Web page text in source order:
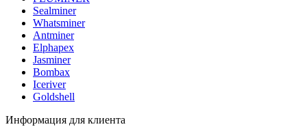
Sealminer
Whatsminer
Antminer
Elphapex
Jasminer
Bombax
Iceriver
Goldshell
Информация для клиента